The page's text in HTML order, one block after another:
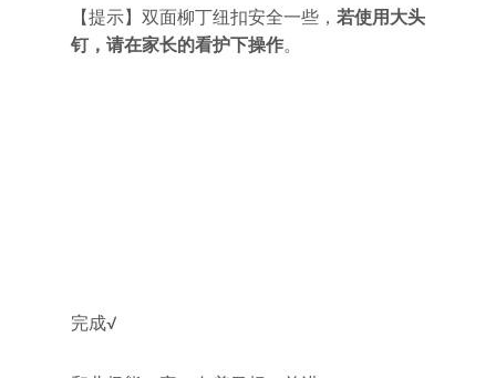
【提示】双面柳丁纽扣安全一些， 若使用大头
钉，请在家长的看护下操作。
完成√